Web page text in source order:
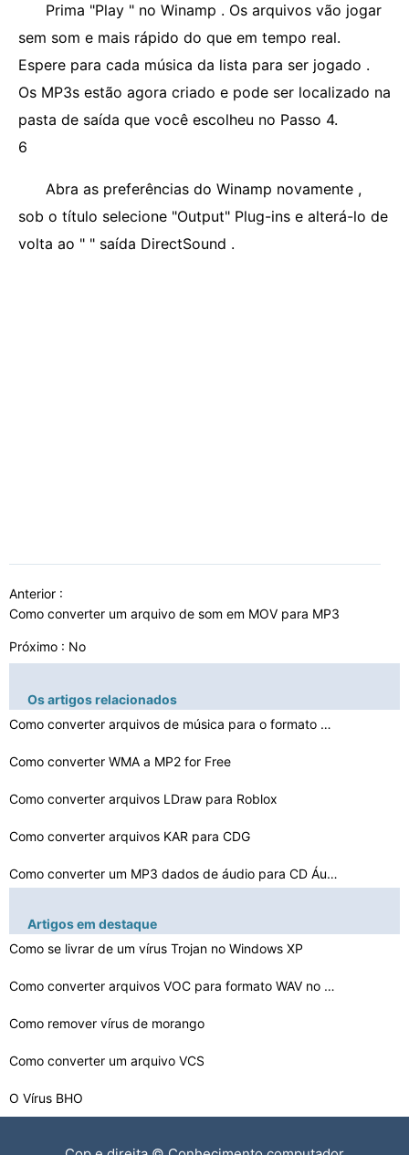
Prima "Play " no Winamp . Os arquivos vão jogar
sem som e mais rápido do que em tempo real.
Espere para cada música da lista para ser jogado .
Os MP3s estão agora criado e pode ser localizado na
pasta de saída que você escolheu no Passo 4.
6
Abra as preferências do Winamp novamente ,
sob o título selecione "Output" Plug-ins e alterá-lo de
volta ao " " saída DirectSound .
Anterior :
Como converter um arquivo de som em MOV para MP3
Próximo : No
Os artigos relacionados
Como converter arquivos de música para o formato MP3 d…
Como converter WMA a MP2 for Free
Como converter arquivos LDraw para Roblox
Como converter arquivos KAR para CDG
Como converter um MP3 dados de áudio para CD Áudio
Como converter OGV para MP3
Como converter arquivos FLAC Único
Como converter para MP3 REM
Como usar timidez converter de MIDI para WAV
Artigos em destaque
Como se livrar de um vírus Trojan no Windows XP
Como converter arquivos VOC para formato WAV no Windows…
Como remover vírus de morango
Como converter um arquivo VCS
O Vírus BHO